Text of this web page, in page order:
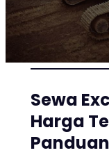
Sewa
Harga